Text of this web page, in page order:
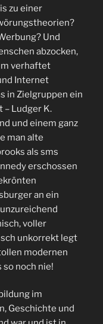
zu einer
Und
abzocken,
verhaftet
Internet
in Zielgruppen ein
– Ludger K.
und einem ganz
man alte
als sms
erschossen
an ein
voller
unkorrekt legt
modernen
so noch nie!
im
Geschichte und